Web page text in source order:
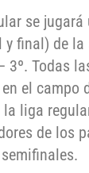
se jugará
final) de la
3º. Todas
el campo
liga
de los